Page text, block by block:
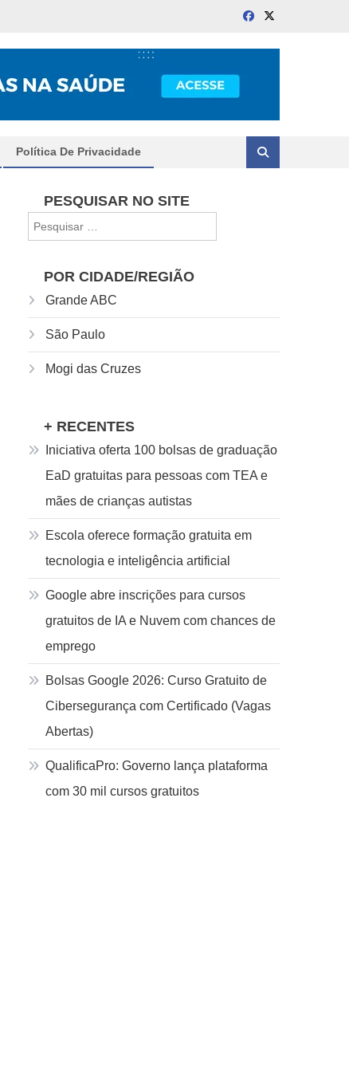
Política De Privacidade
PESQUISAR NO SITE
por:
POR CIDADE/REGIÃO
Grande ABC
São Paulo
Mogi das Cruzes
+ RECENTES
Iniciativa oferta 100 bolsas de graduação
EaD gratuitas para pessoas com TEA e
mães de crianças autistas
Escola oferece formação gratuita em
tecnologia e inteligência artificial
Google abre inscrições para cursos
gratuitos de IA e Nuvem com chances de
emprego
Bolsas Google 2026: Curso Gratuito de
Cibersegurança com Certificado (Vagas
Abertas)
QualificaPro: Governo lança plataforma
com 30 mil cursos gratuitos